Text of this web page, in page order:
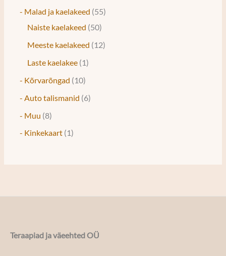
- Malad ja kaelakeed 55
Naiste kaelakeed 50
Meeste kaelakeed
12
Laste kaelakee 1
- Kõrvarõngad
10
- Auto talismanid 6
- Muu 8
- Kinkekaart 1
Teraapiad ja väeehted OÜ